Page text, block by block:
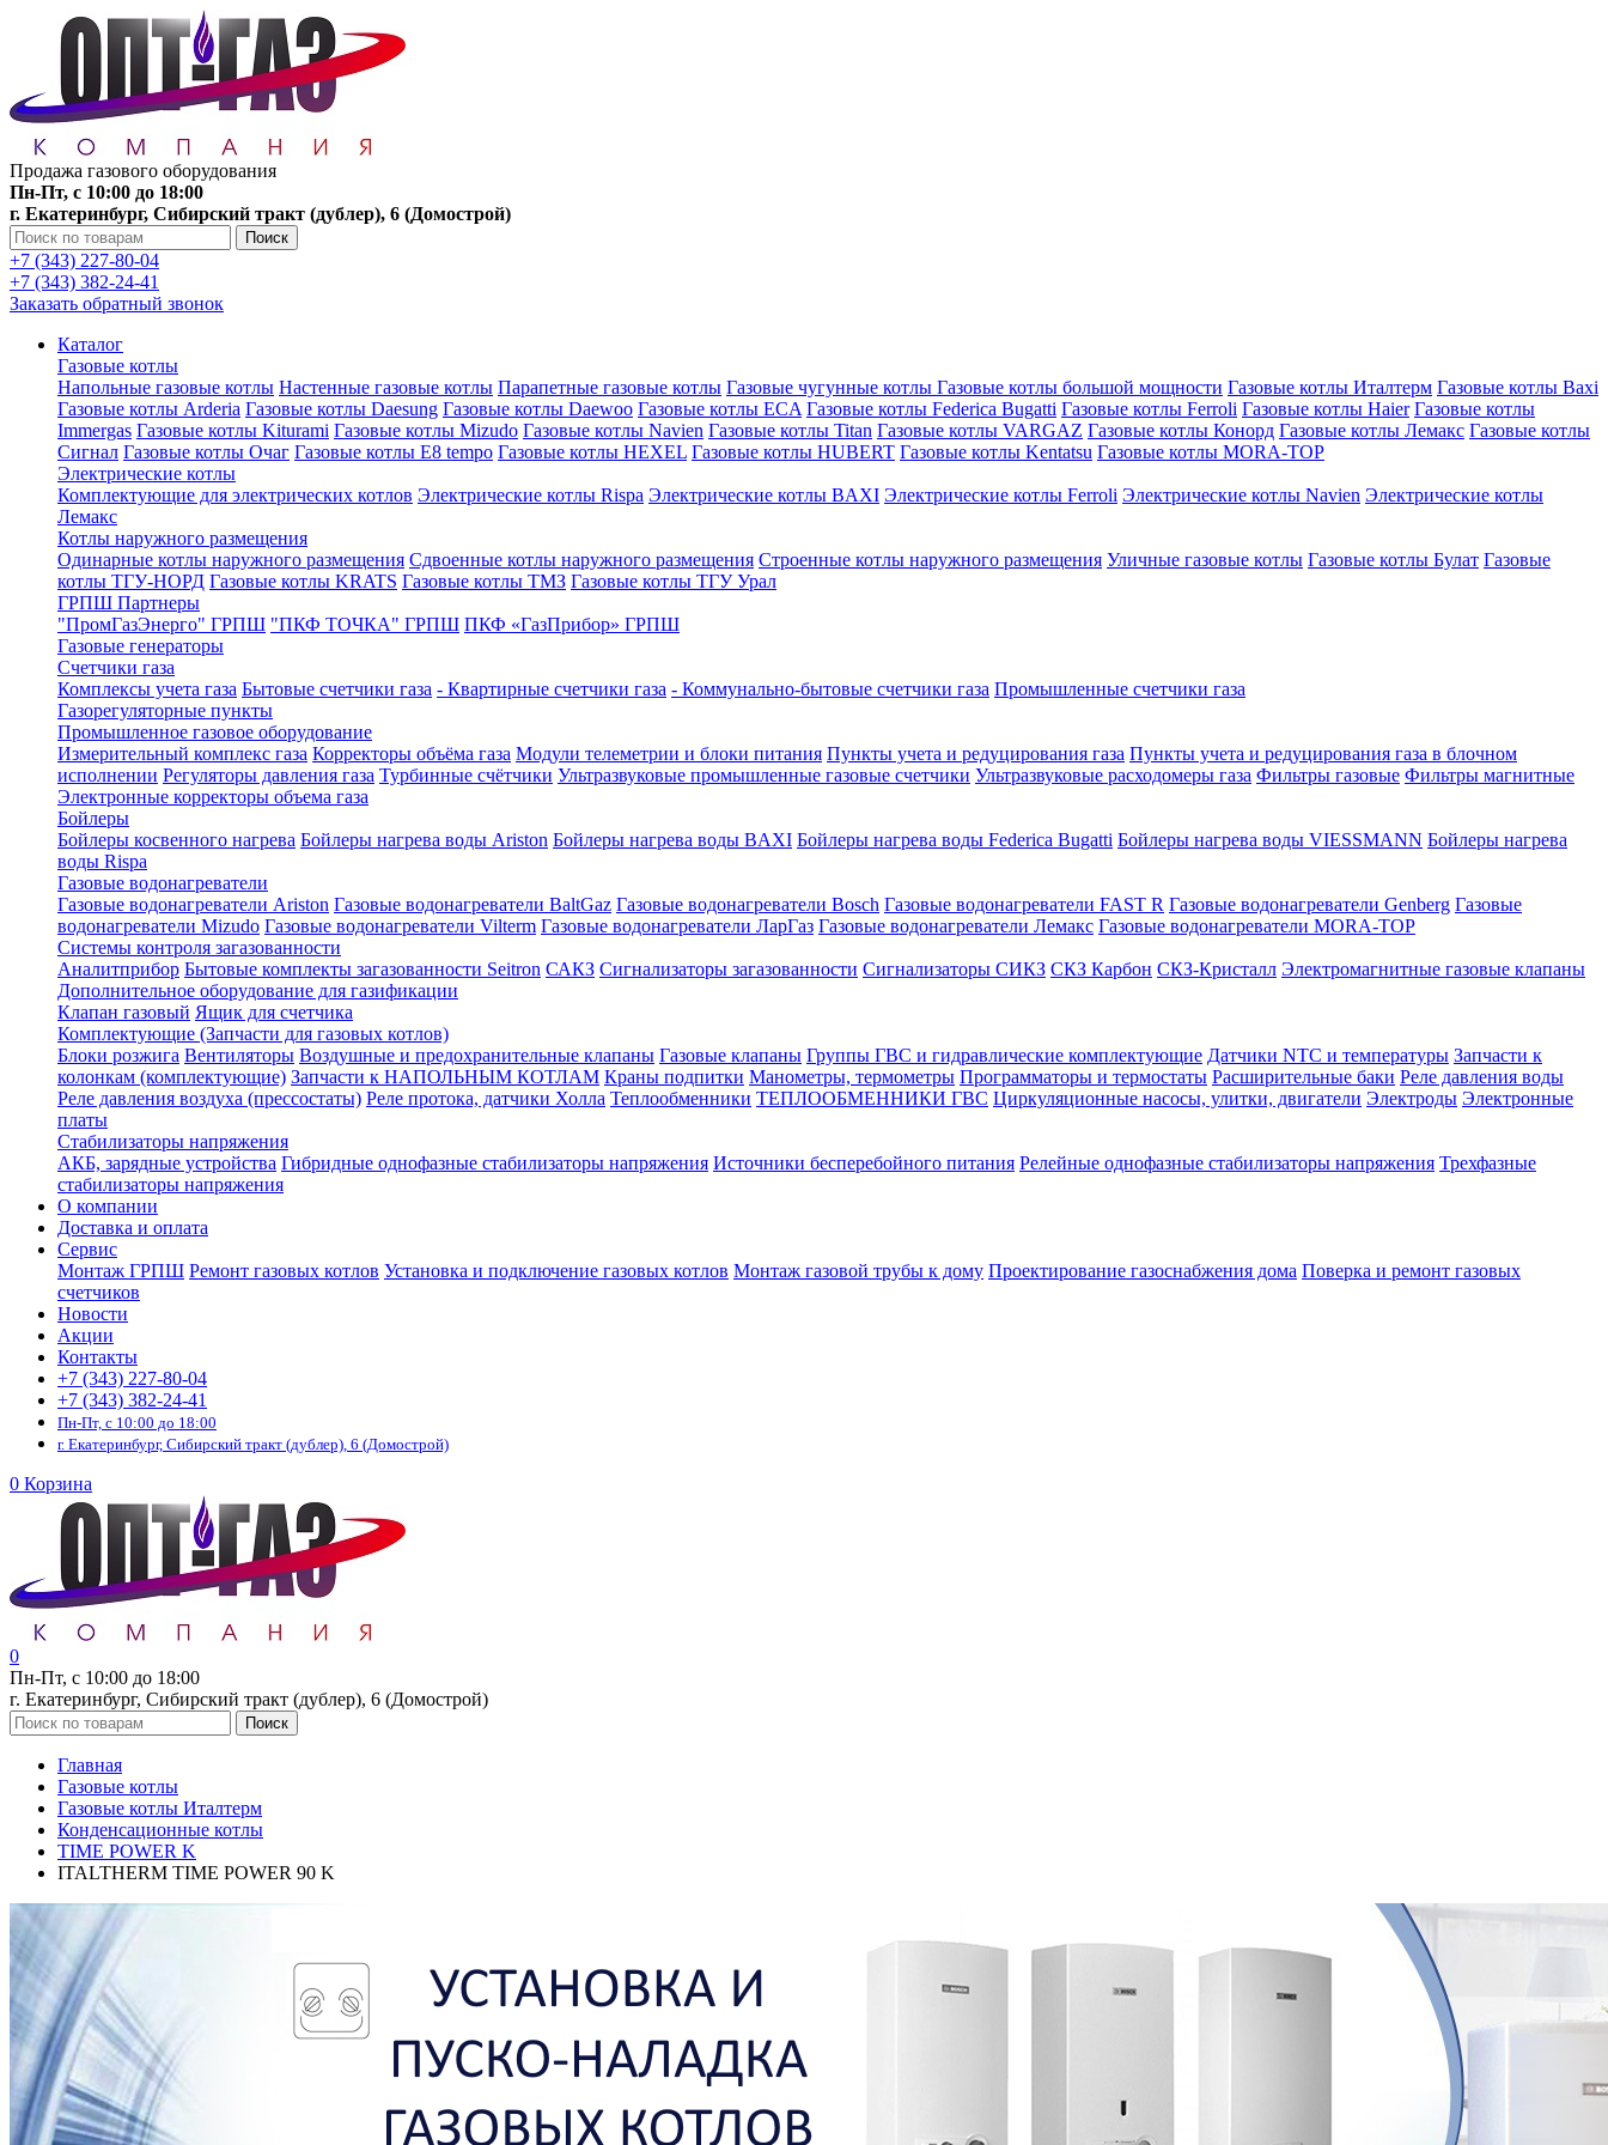
Продажа газового оборудования
Пн-Пт, с 10:00 до 18:00
г. Екатеринбург, Сибирский тракт (дублер), 6 (Домострой)
Поиск
+7 (343) 227-80-04
+7 (343) 382-24-41
Заказать обратный звонок
Каталог
Газовые котлы
Напольные газовые котлы Настенные газовые котлы Парапетные газовые котлы Газовые чугунные котлы Газовые котлы большой мощности Газовые котлы Италтерм Газовые котлы Baxi
Газовые котлы Arderia Газовые котлы Daesung Газовые котлы Daewoo Газовые котлы ECA Газовые котлы Federica Bugatti Газовые котлы Ferroli Газовые котлы Haier Газовые котлы
Immergas Газовые котлы Kiturami Газовые котлы Mizudo Газовые котлы Navien Газовые котлы Titan Газовые котлы VARGAZ Газовые котлы Конорд Газовые котлы Лемакс Газовые котлы
Сигнал Газовые котлы Очаг Газовые котлы E8 tempo Газовые котлы HEXEL Газовые котлы HUBERT Газовые котлы Kentatsu Газовые котлы MORA-TOP
Электрические котлы
Комплектующие для электрических котлов Электрические котлы Rispa Электрические котлы BAXI Электрические котлы Ferroli Электрические котлы Navien Электрические котлы
Лемакс
Котлы наружного размещения
Одинарные котлы наружного размещения Сдвоенные котлы наружного размещения Строенные котлы наружного размещения Уличные газовые котлы Газовые котлы Булат Газовые
котлы ТГУ-НОРД Газовые котлы KRATS Газовые котлы ТМЗ Газовые котлы ТГУ Урал
ГРПШ Партнеры
"ПромГазЭнерго" ГРПШ "ПКФ ТОЧКА" ГРПШ ПКФ «ГазПрибор» ГРПШ
Газовые генераторы
Счетчики газа
Комплексы учета газа Бытовые счетчики газа - Квартирные счетчики газа - Коммунально-бытовые счетчики газа Промышленные счетчики газа
Газорегуляторные пункты
Промышленное газовое оборудование
Измерительный комплекс газа Корректоры объёма газа Модули телеметрии и блоки питания Пункты учета и редуцирования газа Пункты учета и редуцирования газа в блочном
исполнении Регуляторы давления газа Турбинные счётчики Ультразвуковые промышленные газовые счетчики Ультразвуковые расходомеры газа Фильтры газовые Фильтры магнитные
Электронные корректоры объема газа
Бойлеры
Бойлеры косвенного нагрева Бойлеры нагрева воды Ariston Бойлеры нагрева воды BAXI Бойлеры нагрева воды Federica Bugatti Бойлеры нагрева воды VIESSMANN Бойлеры нагрева
воды Rispa
Газовые водонагреватели
Газовые водонагреватели Ariston Газовые водонагреватели BaltGaz Газовые водонагреватели Bosch Газовые водонагреватели FAST R Газовые водонагреватели Genberg Газовые
водонагреватели Mizudo Газовые водонагреватели Vilterm Газовые водонагреватели ЛарГаз Газовые водонагреватели Лемакс Газовые водонагреватели MORA-TOP
Системы контроля загазованности
Аналитприбор Бытовые комплекты загазованности Seitron САКЗ Сигнализаторы загазованности Сигнализаторы СИКЗ СКЗ Карбон СКЗ-Кристалл Электромагнитные газовые клапаны
Дополнительное оборудование для газификации
Клапан газовый Ящик для счетчика
Комплектующие (Запчасти для газовых котлов)
Блоки розжига Вентиляторы Воздушные и предохранительные клапаны Газовые клапаны Группы ГВС и гидравлические комплектующие Датчики NTC и температуры Запчасти к
колонкам (комплектующие) Запчасти к НАПОЛЬНЫМ КОТЛАМ Краны подпитки Манометры, термометры Программаторы и термостаты Расширительные баки Реле давления воды
Реле давления воздуха (прессостаты) Реле протока, датчики Холла Теплообменники ТЕПЛООБМЕННИКИ ГВС Циркуляционные насосы, улитки, двигатели Электроды Электронные
платы
Стабилизаторы напряжения
АКБ, зарядные устройства Гибридные однофазные стабилизаторы напряжения Источники бесперебойного питания Релейные однофазные стабилизаторы напряжения Трехфазные
стабилизаторы напряжения
О компании
Доставка и оплата
Сервис
Монтаж ГРПШ Ремонт газовых котлов Установка и подключение газовых котлов Монтаж газовой трубы к дому Проектирование газоснабжения дома Поверка и ремонт газовых
счетчиков
Новости
Акции
Контакты
+7 (343) 227-80-04
+7 (343) 382-24-41
Пн-Пт, с 10:00 до 18:00
г. Екатеринбург, Сибирский тракт (дублер), 6 (Домострой)
0 Корзина
0
Пн-Пт, с 10:00 до 18:00
г. Екатеринбург, Сибирский тракт (дублер), 6 (Домострой)
Поиск
Главная
Газовые котлы
Газовые котлы Италтерм
Конденсационные котлы
TIME POWER K
ITALTHERM TIME POWER 90 K